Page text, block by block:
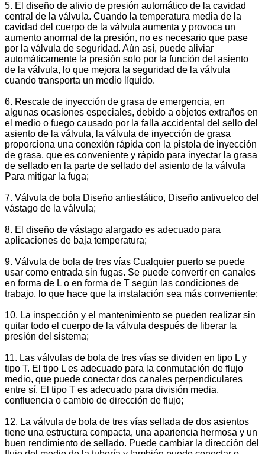
5. El diseño de alivio de presión automático de la cavidad
central de la válvula. Cuando la temperatura media de la
cavidad del cuerpo de la válvula aumenta y provoca un
aumento anormal de la presión, no es necesario que pase
por la válvula de seguridad. Aún así, puede aliviar
automáticamente la presión solo por la función del asiento
de la válvula, lo que mejora la seguridad de la válvula
cuando transporta un medio líquido.
6. Rescate de inyección de grasa de emergencia, en
algunas ocasiones especiales, debido a objetos extraños en
el medio o fuego causado por la falla accidental del sello del
asiento de la válvula, la válvula de inyección de grasa
proporciona una conexión rápida con la pistola de inyección
de grasa, que es conveniente y rápido para inyectar la grasa
de sellado en la parte de sellado del asiento de la válvula
Para mitigar la fuga;
7. Válvula de bola Diseño antiestático, Diseño antivuelco del
vástago de la válvula;
8. El diseño de vástago alargado es adecuado para
aplicaciones de baja temperatura;
9. Válvula de bola de tres vías Cualquier puerto se puede
usar como entrada sin fugas. Se puede convertir en canales
en forma de L o en forma de T según las condiciones de
trabajo, lo que hace que la instalación sea más conveniente;
10. La inspección y el mantenimiento se pueden realizar sin
quitar todo el cuerpo de la válvula después de liberar la
presión del sistema;
11. Las válvulas de bola de tres vías se dividen en tipo L y
tipo T. El tipo L es adecuado para la conmutación de flujo
medio, que puede conectar dos canales perpendiculares
entre sí. El tipo T es adecuado para división media,
confluencia o cambio de dirección de flujo;
12. La válvula de bola de tres vías sellada de dos asientos
tiene una estructura compacta, una apariencia hermosa y un
buen rendimiento de sellado. Puede cambiar la dirección del